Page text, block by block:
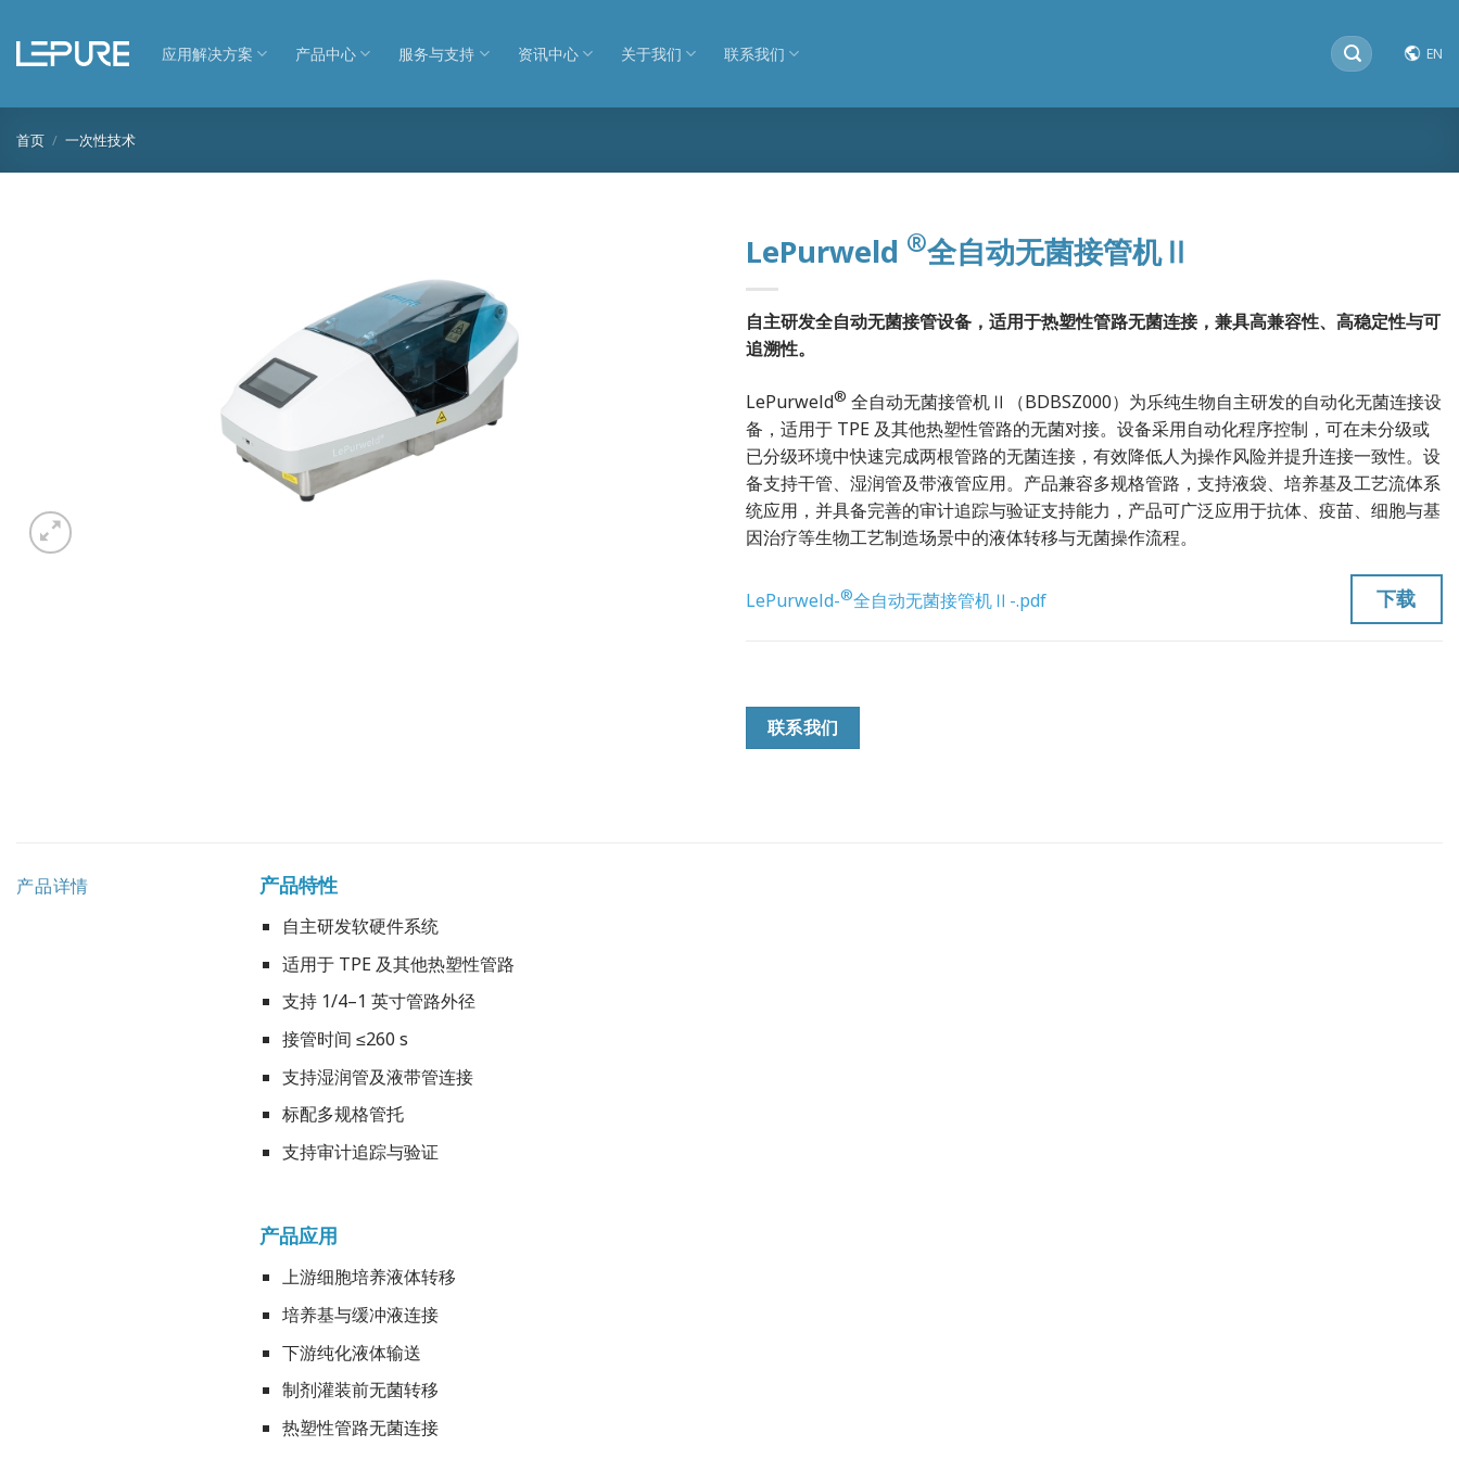
应用解决方案 产品中心 服务与支持 资讯中心 关于我们 联系我们
搜
索：
EN
首页 / 一次性技术
LePurweld ®全自动无菌接管机Ⅱ
自主研发全自动无菌接管设备，适用于热塑性管路无菌连接，兼具高兼容性、高稳定性与可
追溯性。
LePurweld® 全自动无菌接管机Ⅱ（BDBSZ000）为乐纯生物自主研发的自动化无菌连接设
备，适用于 TPE 及其他热塑性管路的无菌对接。设备采用自动化程序控制，可在未分级或
已分级环境中快速完成两根管路的无菌连接，有效降低人为操作风险并提升连接一致性。设
备支持干管、湿润管及带液管应用。产品兼容多规格管路，支持液袋、培养基及工艺流体系
统应用，并具备完善的审计追踪与验证支持能力，产品可广泛应用于抗体、疫苗、细胞与基
因治疗等生物工艺制造场景中的液体转移与无菌操作流程。
LePurweld-®全自动无菌接管机Ⅱ-.pdf 下载
联系我们
产品详情 产品特性
自主研发软硬件系统
适用于 TPE 及其他热塑性管路
支持 1/4–1 英寸管路外径
接管时间 ≤260 s
支持湿润管及液带管连接
标配多规格管托
支持审计追踪与验证
产品应用
上游细胞培养液体转移
培养基与缓冲液连接
下游纯化液体输送
制剂灌装前无菌转移
热塑性管路无菌连接